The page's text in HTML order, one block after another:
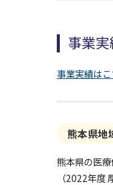
事業実
事業実績は
熊本県地
熊本県の医
（2022年